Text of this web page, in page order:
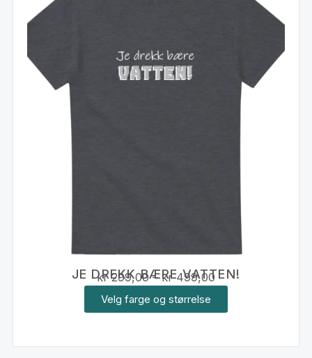
JE DREKK BÆRE VATTEN!
kr299,00 – kr499,00
Velg farge og størrelse